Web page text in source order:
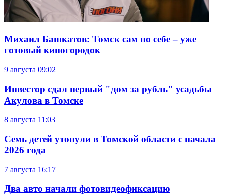
Михаил Башкатов: Томск сам по себе – уже
готовый киногородок
9 августа 09:02
Инвестор сдал первый "дом за рубль" усадьбы
Акулова в Томске
8 августа 11:03
Семь детей утонули в Томской области с начала
2026 года
7 августа 16:17
Два авто начали фотовидеофиксацию